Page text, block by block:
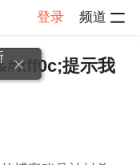
登录 频道
提示我